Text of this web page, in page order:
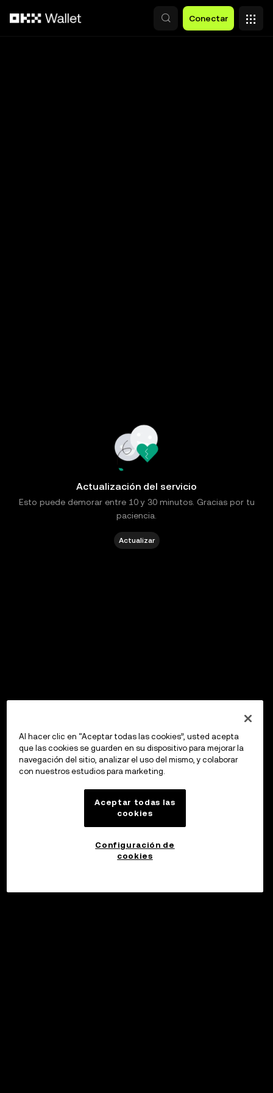
Conectar
Actualización del servicio
Esto puede demorar entre 10 y 30 minutos. Gracias por tu
paciencia.
Actualizar
Al hacer clic en “Aceptar todas las cookies”, usted acepta
que las cookies se guarden en su dispositivo para mejorar la
navegación del sitio, analizar el uso del mismo, y colaborar
con nuestros estudios para marketing.
Aceptar todas las
cookies
Configuración de
cookies